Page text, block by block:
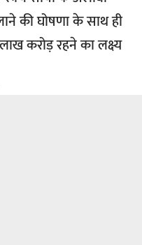
की घोषणा के साथ ही
करोड़ रहने का लक्ष्य